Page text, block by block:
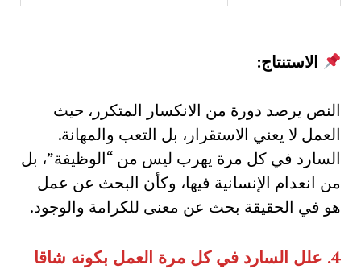
الاستنتاج:
النص يرصد دورة من الانكسار المتكرر، حيث
العمل لا يعني الاستقرار، بل التعب والمهانة.
السارد في كل مرة يهرب ليس من “الوظيفة”، بل
من انعدام الإنسانية فيها، وكأن البحث عن عمل
هو في الحقيقة بحث عن معنى للكرامة والوجود.
4. علل السارد في كل مرة العمل بكونه شاقا